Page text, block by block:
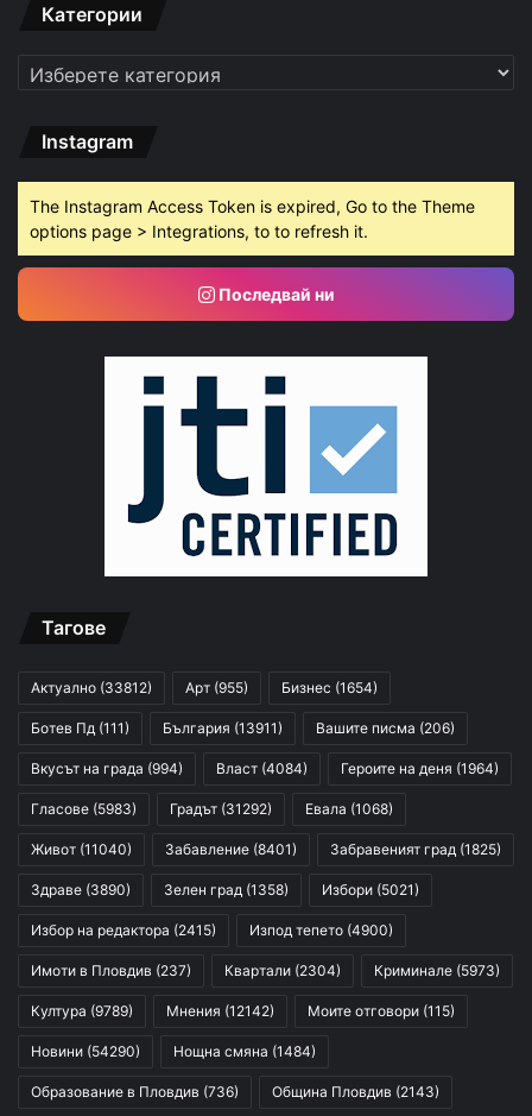
Категории
Категории
Instagram
The Instagram Access Token is expired, Go to the Theme
options page > Integrations, to to refresh it.
Последвай ни
Тагове
Актуално (33812) Арт (955) Бизнес (1654)
Ботев Пд (111) България (13911) Вашите писма (206)
Вкусът на града (994) Власт (4084) Героите на деня (1964)
Гласове (5983) Градът (31292) Евала (1068)
Живот (11040) Забавление (8401) Забравеният град (1825)
Здраве (3890) Зелен град (1358) Избори (5021)
Избор на редактора (2415) Изпод тепето (4900)
Имоти в Пловдив (237) Квартали (2304) Криминале (5973)
Култура (9789) Мнения (12142) Моите отговори (115)
Новини (54290) Нощна смяна (1484)
Образование в Пловдив (736) Община Пловдив (2143)